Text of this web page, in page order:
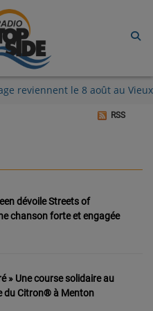
Plage reviennent le 8 août au
RSS
dévoile Streets of
chanson forte et engagée
» Une course solidaire au
du Citron® à Menton